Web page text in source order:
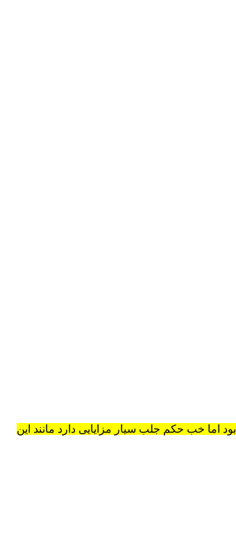
اما خب حکم جلب سیار مزایایی دارد مانند این